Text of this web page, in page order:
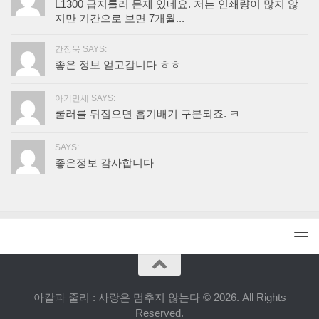
L1300 급지롤러 문제 있네요. 저는 인쇄량이 많지 않
지만 기간으로 보면 7개월...
간장묵 SAYS:
좋은 정보 얻고갑니다 ㅎㅎ
아기만세 SAYS:
쿨러를 뒤집으면 흡기배기 구분되죠. ㅋ
SAYS:
좋은정보 감사합니다
아칼과 줄리 : 사랑은 멈추지 않는다 © 2026. All Rights
Reserved.